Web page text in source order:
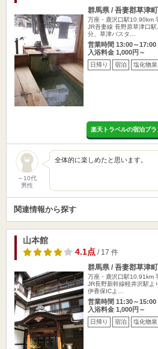
群馬県 / 吾妻郡草津
万座・鹿沢口駅10.90km
JR吾妻線 長野原草津口
分、草津バスタ…
営業時間 13:00～17:00
入浴料金 1,000円～
日帰り 宿泊 塩化物泉
楽天トラベルの宿泊プラ
～10代
男性
全体的に楽しめたと思います。
関連情報から探す
山本館
4.1点/ 17 件
群馬県 / 吾妻郡草津
万座・鹿沢口駅10.91km
JR長野新幹線軽井沢駅よ
伊香保ICよ…
営業時間 11:30～15:00
入浴料金 1,000円～
日帰り 宿泊 塩化物泉